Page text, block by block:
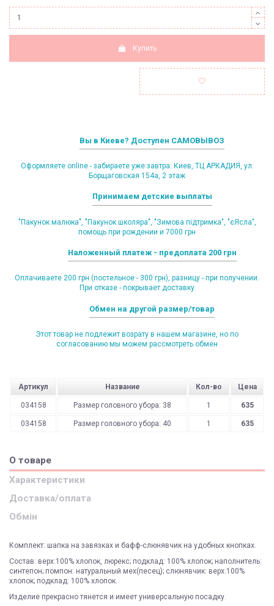
Купить
Вы в Киеве? Доступен САМОВЫВОЗ
Оформляете online - забираете уже завтра: Киев, ТЦ АРКАДИЯ, ул.
Борщаговская 154а, 2 этаж
Принимаем детские выплаты
"Пакунок малюка", "Пакунок школяра", "Зимова підтримка", "єЯсла",
помощь при рождении и 7000 грн
Наложенный платеж - предоплата 200 грн
Оплачиваете 200 грн (постельное - 300 грн), разницу - при получении.
При отказе - покрывает доставку
Обмен на другой размер/товар
Этот товар не подлежит возрату в нашем магазине, но по
согласованию мы можем рассмотреть обмен
Артикул Название Кол-во Цена
034158 Размер головного убора: 38 1 635
034158 Размер головного убора: 40 1 635
О товаре
Характеристики
Доставка/оплата
Обмін
Комплект: шапка на завязках и бафф-слюнявчик на удобных кнопках.
Состав: верх:100% хлопок, люрекс; подклад: 100% хлопок; наполнитель:
синтепон; помпон: натуральный мех(песец); слюнявчик: верх:100%
хлопок; подклад: 100% хлопок.
Изделие прекрасно тянется и имеет универсальную посадку.